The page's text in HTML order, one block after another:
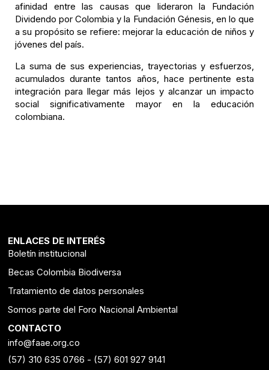
afinidad entre las causas que lideraron la Fundación
Dividendo por Colombia y la Fundación Génesis, en lo que
a su propósito se refiere: mejorar la educación de niños y
jóvenes del país.
La suma de sus experiencias, trayectorias y esfuerzos,
acumulados durante tantos años, hace pertinente esta
integración para llegar más lejos y alcanzar un impacto
social significativamente mayor en la educación
colombiana.
ENLACES DE INTERÉS
Boletín institucional
Becas Colombia Biodiversa
Tratamiento de datos personales
Somos parte del Foro Nacional Ambiental
CONTACTO
info@faae.org.co
(57) 310 635 0766 - (57) 601 927 9141